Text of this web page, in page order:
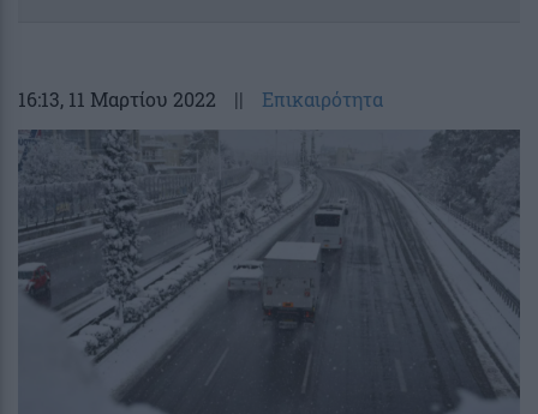
16:13, 11 Μαρτίου 2022 || Επικαιρότητα